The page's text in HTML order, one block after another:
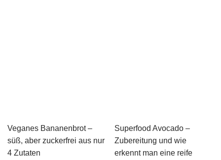
Veganes Bananenbrot –
süß, aber zuckerfrei aus nur
4 Zutaten
Superfood Avocado –
Zubereitung und wie
erkennt man eine reife